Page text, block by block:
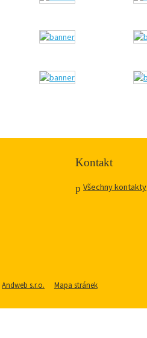
Kontakt
Všechny kontakty
Andweb s.r.o. Mapa stránek